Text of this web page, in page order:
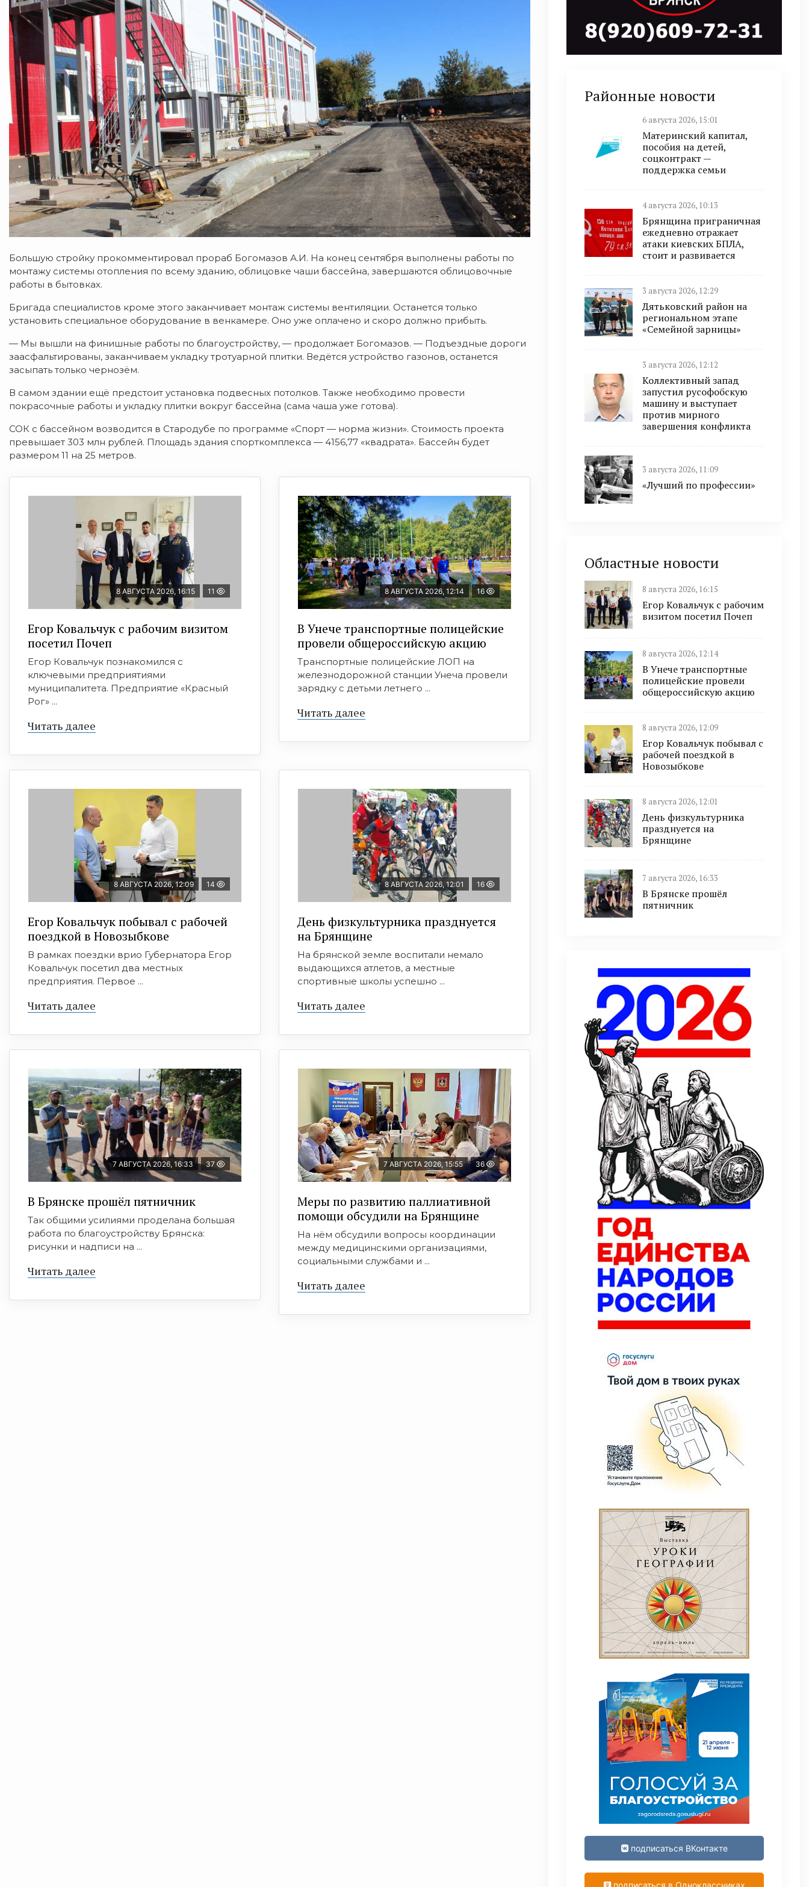
Большую стройку прокомментировал прораб Богомазов А.И. На конец сентября выполнены работы по
монтажу системы отопления по всему зданию, облицовке чаши бассейна, завершаются облицовочные
работы в бытовках.
Бригада специалистов кроме этого заканчивает монтаж системы вентиляции. Останется только
установить специальное оборудование в венкамере. Оно уже оплачено и скоро должно прибыть.
— Мы вышли на финишные работы по благоустройству, — продолжает Богомазов. — Подъездные дороги
заасфальтированы, заканчиваем укладку тротуарной плитки. Ведётся устройство газонов, останется
засыпать только чернозём.
В самом здании ещё предстоит установка подвесных потолков. Также необходимо провести
покрасочные работы и укладку плитки вокруг бассейна (сама чаша уже готова).
СОК с бассейном возводится в Стародубе по программе «Спорт — норма жизни». Стоимость проекта
превышает 303 млн рублей. Площадь здания спорткомплекса — 4156,77 «квадрата». Бассейн будет
размером 11 на 25 метров.
8 АВГУСТА 2026, 16:15 11
Егор Ковальчук с рабочим визитом
посетил Почеп
Егор Ковальчук познакомился с
ключевыми предприятиями
муниципалитета. Предприятие «Красный
Рог» ...
Читать далее
8 АВГУСТА 2026, 12:14 16
В Унече транспортные полицейские
провели общероссийскую акцию
Транспортные полицейские ЛОП на
железнодорожной станции Унеча провели
зарядку с детьми летнего ...
Читать далее
8 АВГУСТА 2026, 12:09 14
Егор Ковальчук побывал с рабочей
поездкой в Новозыбкове
В рамках поездки врио Губернатора Егор
Ковальчук посетил два местных
предприятия. Первое ...
Читать далее
8 АВГУСТА 2026, 12:01 16
День физкультурника празднуется
на Брянщине
На брянской земле воспитали немало
выдающихся атлетов, а местные
спортивные школы успешно ...
Читать далее
7 АВГУСТА 2026, 16:33 37
В Брянске прошёл пятничник
Так общими усилиями проделана большая
работа по благоустройству Брянска:
рисунки и надписи на ...
Читать далее
7 АВГУСТА 2026, 15:55 36
Меры по развитию паллиативной
помощи обсудили на Брянщине
На нём обсудили вопросы координации
между медицинскими организациями,
социальными службами и ...
Читать далее
Районные новости
6 августа 2026, 15:01
Материнский капитал,
пособия на детей,
соцконтракт —
поддержка семьи
4 августа 2026, 10:13
Брянщина приграничная
ежедневно отражает
атаки киевских БПЛА,
стоит и развивается
3 августа 2026, 12:29
Дятьковский район на
региональном этапе
«Семейной зарницы»
3 августа 2026, 12:12
Коллективный запад
запустил русофобскую
машину и выступает
против мирного
завершения конфликта
3 августа 2026, 11:09
«Лучший по профессии»
Областные новости
8 августа 2026, 16:15
Егор Ковальчук с рабочим
визитом посетил Почеп
8 августа 2026, 12:14
В Унече транспортные
полицейские провели
общероссийскую акцию
8 августа 2026, 12:09
Егор Ковальчук побывал с
рабочей поездкой в
Новозыбкове
8 августа 2026, 12:01
День физкультурника
празднуется на
Брянщине
7 августа 2026, 16:33
В Брянске прошёл
пятничник
подписаться ВКонтакте